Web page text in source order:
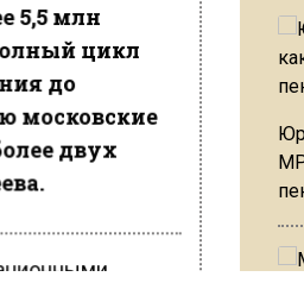
5,5 млн
цикл
до
московские
двух